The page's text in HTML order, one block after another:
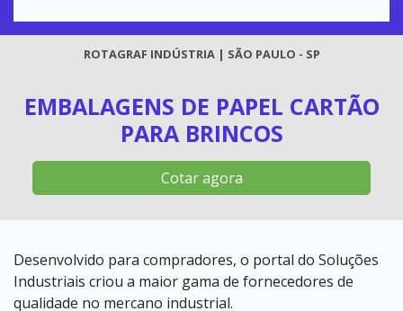
ROTAGRAF INDÚSTRIA | SÃO PAULO - SP
EMBALAGENS DE PAPEL CARTÃO
PARA BRINCOS
Cotar agora
Desenvolvido para compradores, o portal do Soluções
Industriais criou a maior gama de fornecedores de
qualidade no mercano industrial.